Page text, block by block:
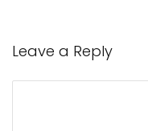
Leave a Reply